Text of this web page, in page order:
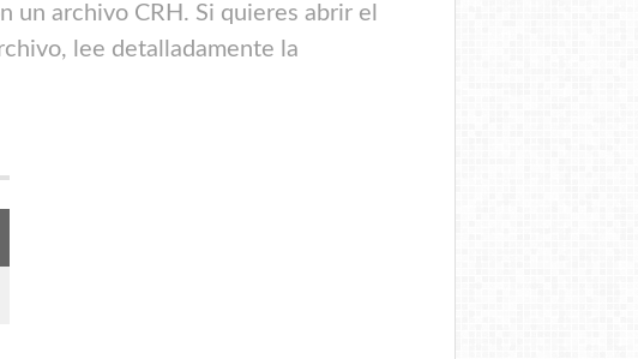
un archivo CRH. Si quieres abrir el
lee detalladamente la